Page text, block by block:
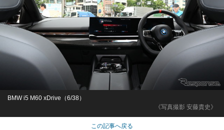
《写真撮影 安藤貴史》
BMW i5 M60 xDrive（6/38）
この記事へ戻る